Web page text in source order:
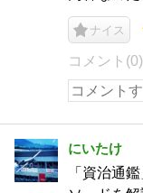
ナイス
コメント(0)
にいたけ
「資治通